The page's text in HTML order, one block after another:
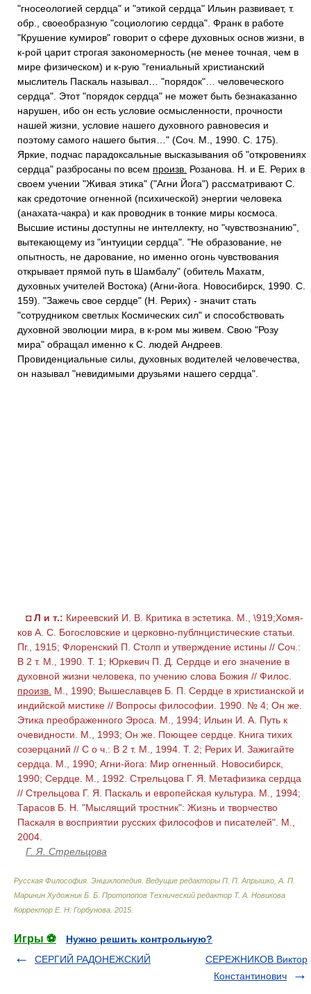
"гносеологией сердца" и "этикой сердца" Ильин развивает, т.
обр., своеобразную "социологию сердца". Франк в работе
"Крушение кумиров" говорит о сфере духовных основ жизни, в
к-рой царит строгая закономерность (не менее точная, чем в
мире физическом) и к-рую "гениальный христианский
мыслитель Паскаль называл… "порядок"… человеческого
сердца". Этот "порядок сердца" не может быть безнаказанно
нарушен, ибо он есть условие осмысленности, прочности
нашей жизни, условие нашего духовного равновесия и
поэтому самого нашего бытия…" (Соч. М., 1990. С. 175).
Яркие, подчас парадоксальные высказывания об "откровениях
сердца" разбросаны по всем произв. Розанова. Н. и Е. Рерих в
своем учении "Живая этика" ("Агни Йога") рассматривают С.
как средоточие огненной (психической) энергии человека
(анахата-чакра) и как проводник в тонкие миры космоса.
Высшие истины доступны не интеллекту, но "чувствознанию",
вытекающему из "интуиции сердца". "Не образование, не
опытность, не дарование, но именно огонь чувствования
открывает прямой путь в Шамбалу" (обитель Махатм,
духовных учителей Востока) (Агни-йога. Новосибирск, 1990. С.
159). "Зажечь свое сердце" (Н. Рерих) - значит стать
"сотрудником светлых Космических сил" и способствовать
духовной эволюции мира, в к-ром мы живем. Свою "Розу
мира" обращал именно к С. людей Андреев.
Провиденциальные силы, духовных водителей человечества,
он называл "невидимыми друзьями нашего сердца".
◘Л и т.: Киреевский И. В. Критика в эстетика. М., \919;Хомя-
ков А. С. Богословские и церковно-публнцистические статьи.
Пг., 1915; Флоренский П. Столп и утверждение истины // Соч.:
В 2 т. М., 1990. Т. 1; Юркевич П. Д. Сердце и его значение в
духовной жизни человека, по учению слова Божия // Филос.
произв. М., 1990; Вышеславцев Б. П. Сердце в христианской и
индийской мистике // Вопросы философии. 1990. № 4; Он же.
Этика преображенного Эроса. М., 1994; Ильин И. А. Путь к
очевидности. М., 1993; Он же. Поющее сердце. Книга тихих
созерцаний // С о ч.: В 2 т. М., 1994. Т. 2; Рерих И. Зажигайте
сердца. М., 1990; Агни-йога: Мир огненный. Новосибирск,
1990; Сердце. М., 1992. Стрельцова Г. Я. Метафизика сердца
// Стрельцова Г. Я. Паскаль и европейская культура. М., 1994;
Тарасов Б. Н. "Мыслящий тростник": Жизнь и творчество
Паскаля в восприятии русских философов и писателей". М.,
2004.
Г. Я. Стрельцова
Русская Философия. Энциклопедия Ведущие редакторы П. П. Апрышко, А. П.
Маринин Художник Б. Б. Протопопов Технический редактор Т. А. Новикова
Корректор Е. Н. Горбунова 2015
Игры ⚽
Нужно решить контрольную?
СЕРГИЙ РАДОНЕЖСКИЙ
СЕРЕЖНИКОВ Виктор
Константинович